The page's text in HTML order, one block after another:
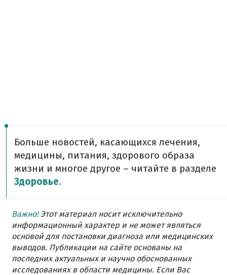
Больше новостей, касающихся лечения,
медицины, питания, здорового образа
жизни и многое другое – читайте в разделе
Здоровье.
Важно!Этот материал носит исключительно
информационный характер и не может являться
основой для постановки диагноза или медицинских
выводов. Публикации на сайте основаны на
последних актуальных и научно обоснованных
исследованиях в области медицины. Если Вас